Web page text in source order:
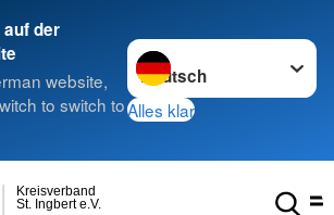
der
website,
to switch to
Sprache wechseln zu
Alles klar
St. Ingbert e.V.
Kreisverband